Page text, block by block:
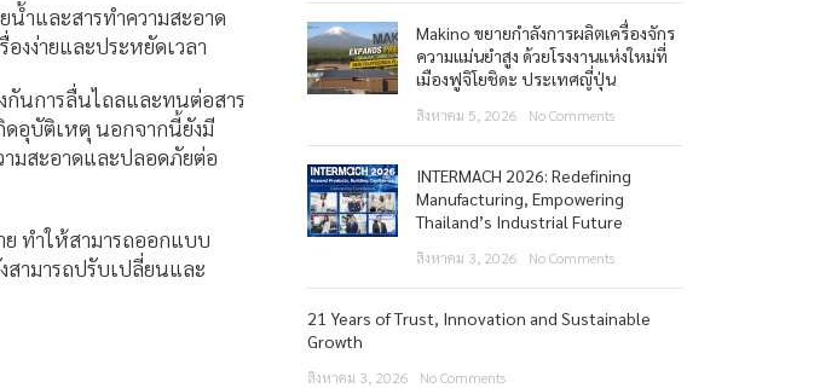
น้ำและสารทำความสะอาด
งง่ายและประหยัดเวลา
กันการลื่นไถลและทนต่อสาร
ดอุบัติเหตุ นอกจากนี้ยังมี
มสะอาดและปลอดภัยต่อ
ทำให้สามารถออกแบบ
สามารถปรับเปลี่ยนและ
Makino ขยายกำลังการผลิตเครื่องจักร
ความแม่นยำสูง ด้วยโรงงานแห่งใหม่ที่
เมืองฟูจิโยชิดะ ประเทศญี่ปุ่น
สิงหาคม 5, 2026 No Comments
INTERMACH 2026: Redefining
Manufacturing, Empowering
Thailand’s Industrial Future
สิงหาคม 3, 2026 No Comments
21 Years of Trust, Innovation and Sustainable
Growth
สิงหาคม 3, 2026 No Comments